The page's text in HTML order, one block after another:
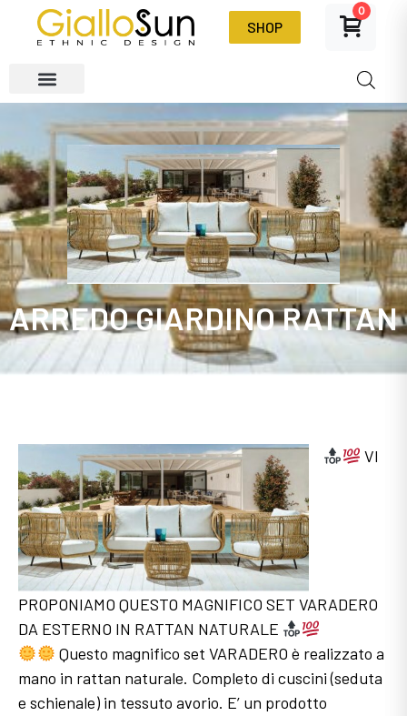
SHOP
0
ARREDO GIARDINO RATTAN
VI
PROPONIAMO QUESTO MAGNIFICO SET VARADERO
DA ESTERNO IN RATTAN NATURALE
Questo magnifico set VARADERO è realizzato a
mano in rattan naturale. Completo di cuscini (seduta
e schienale) in tessuto avorio. E’ un prodotto